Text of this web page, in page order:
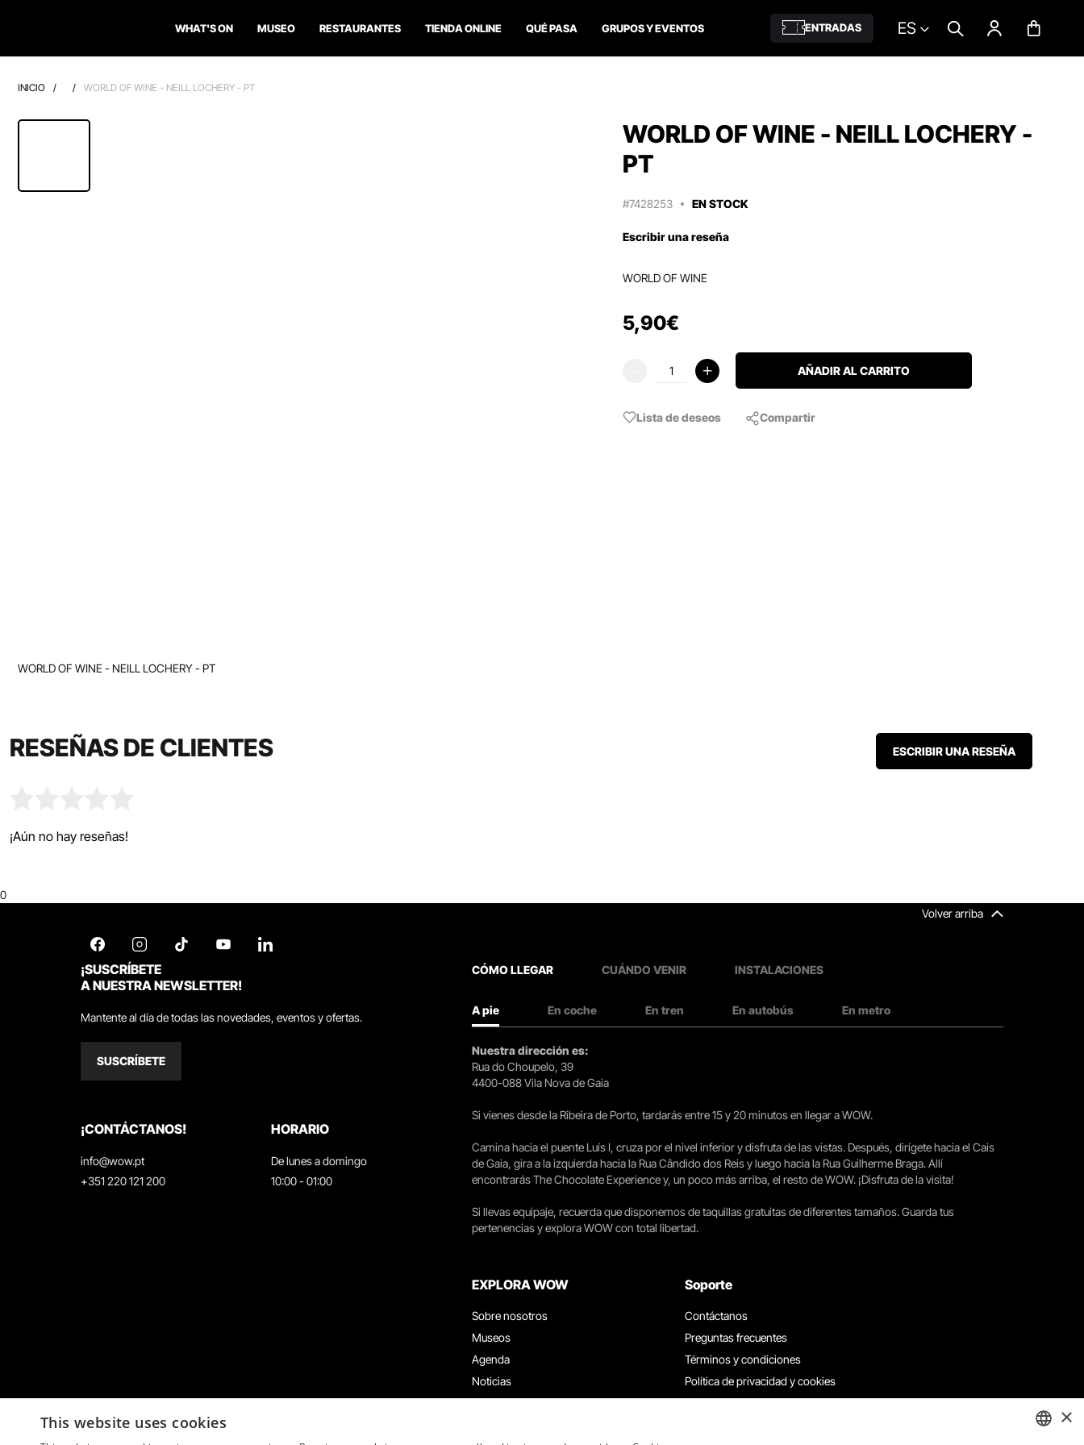
WHAT'S ON MUSEO RESTAURANTES TIENDA ONLINE QUÉ PASA GRUPOS Y EVENTOS ENTRADAS ES
INICIO / / WORLD OF WINE - NEILL LOCHERY - PT
WORLD OF WINE - NEILL LOCHERY -
PT
#7428253 EN STOCK
Escribir una reseña
WORLD OF WINE
5,90€
AÑADIR AL CARRITO
Lista de deseos Compartir
WORLD OF WINE - NEILL LOCHERY - PT
RESEÑAS DE CLIENTES
¡Aún no hay reseñas!
ESCRIBIR UNA RESEÑA
0
Volver arriba
¡SUSCRÍBETE
A NUESTRA NEWSLETTER!
Mantente al día de todas las novedades, eventos y ofertas.
SUSCRÍBETE
¡CONTÁCTANOS!
info@wow.pt
+351 220 121 200
HORARIO
De lunes a domingo
10:00 - 01:00
CÓMO LLEGAR CUÁNDO VENIR INSTALACIONES
A pie En coche En tren En autobús En metro
Nuestra dirección es:
Rua do Choupelo, 39
4400-088 Vila Nova de Gaia
Si vienes desde la Ribeira de Porto, tardarás entre 15 y 20 minutos en llegar a WOW.
Camina hacia el puente Luís I, cruza por el nivel inferior y disfruta de las vistas. Después, dirígete hacia el Cais
de Gaia, gira a la izquierda hacia la Rua Cândido dos Reis y luego hacia la Rua Guilherme Braga. Allí
encontrarás The Chocolate Experience y, un poco más arriba, el resto de WOW. ¡Disfruta de la visita!
Si llevas equipaje, recuerda que disponemos de taquillas gratuitas de diferentes tamaños. Guarda tus
pertenencias y explora WOW con total libertad.
EXPLORA WOW
Sobre nosotros
Museos
Agenda
Noticias
Restaurantes
Soporte
Contáctanos
Preguntas frecuentes
Términos y condiciones
Política de privacidad y cookies
Trabaja con nosotros
×
This website uses cookies